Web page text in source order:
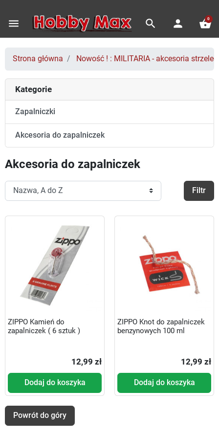
menu search person shopping_basket
0
Strona główna Nowość ! : MILITARIA - akcesoria
Kategorie
Zapalniczki
Akcesoria do zapalniczek
Akcesoria do zapalniczek
Filtr
ZIPPO Kamień do
zapalniczek ( 6 sztuk )
12,99 zł
Dodaj do koszyka
ZIPPO Knot do zapalniczek
benzynowych 100 ml
12,99 zł
Dodaj do koszyka
Powrót do góry